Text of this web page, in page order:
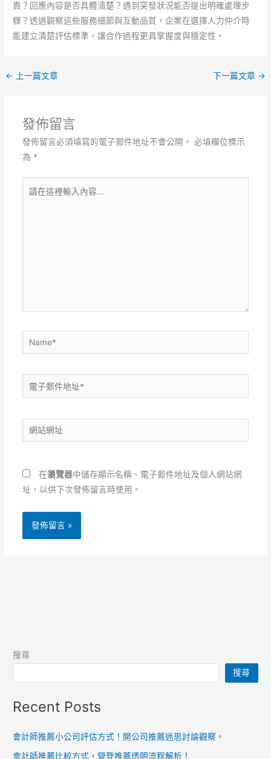
責？回應內容是否具體清楚？遇到突發狀況能否提出明確處理步
驟？透過觀察這些服務細節與互動品質，企業在選擇人力仲介時
能建立清楚評估標準，讓合作過程更具掌握度與穩定性。
← 上一篇文章 下一篇文章 →
發佈留言
發佈留言必須填寫的電子郵件地址不會公開。 必填欄位標示
為 *
Name*
電
子
件
地
*
站
址
在瀏覽器中儲存顯示名稱、電子郵件地址及個人網站網
址，以供下次發佈留言時使用。
搜尋
搜尋
Recent Posts
會計師推薦小公司評估方式！開公司推薦迷思討論觀察。
會計師推薦比較方式，營登推薦透明流程解析！